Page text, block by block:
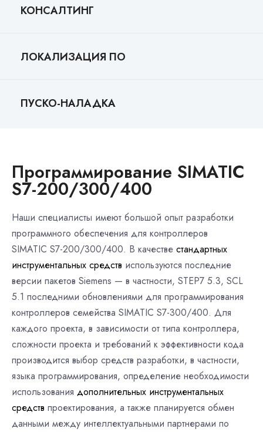
КОНСАЛТИНГ
ЛОКАЛИЗАЦИЯ ПО
ПУСКО-НАЛАДКА
Программирование SIMATIC
S7-200/300/400
Наши специалисты имеют большой опыт разработки
программного обеспечения для контроллеров
SIMATIC S7-200/300/400. В качестве стандартных
инструментальных средств используются последние
версии пакетов Siemens — в частности, STEP7 5.3, SCL
5.1 последними обновлениями для программирования
контроллеров семейства SIMATIC S7-300/400. Для
каждого проекта, в зависимости от типа контроллера,
сложности проекта и требований к эффективности кода
производится выбор средств разработки, в частности,
языка программирования, определение необходимости
использования дополнительных инструментальных
средств проектирования, а также планируется обмен
данными между интеллектуальными партнерами по